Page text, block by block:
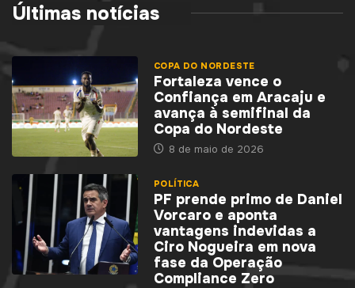
Últimas notícias
COPA DO NORDESTE
Fortaleza vence o
Confiança em Aracaju e
avança à semifinal da
Copa do Nordeste
8 de maio de 2026
POLÍTICA
PF prende primo de Daniel
Vorcaro e aponta
vantagens indevidas a
Ciro Nogueira em nova
fase da Operação
Compliance Zero